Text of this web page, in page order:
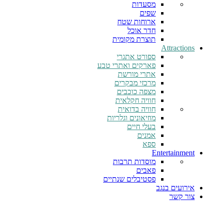
מסעדות
שפים
ארוחות שטח
חדר אוכל
תוצרת מקומית
Attractions
ספורט אתגרי
פארקים ואתרי טבע
אתרי מורשת
מרכזי מבקרים
מצפה כוכבים
חוויה חקלאית
חוויה בדואית
מוזיאונים וגלריות
בעלי חיים
אמנים
ספא
Entertainment
מוסדות תרבות
פאבים
פסטיבלים שנתיים
אירועים בנגב
צור קשר